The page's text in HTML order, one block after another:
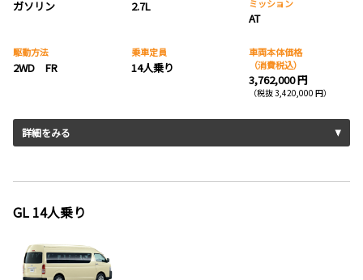
ガソリン 2.7L
ミッション
AT
駆動方法
2WD FR
乗車定員
14人乗り
車両本体価格
（消費税込）
3,762,000 円
（税抜 3,420,000 円）
詳細をみる
GL 14人乗り